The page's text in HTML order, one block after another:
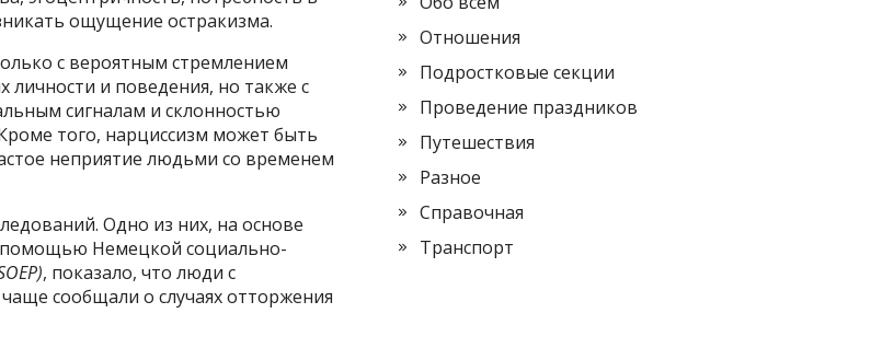
ощущение остракизма.
с вероятным стремлением
личности и поведения, но также с
сигналам и склонностью
того, нарциссизм может быть
неприятие людьми со временем
Одно из них, на основе
помощью Немецкой социально-
, показало, что люди с
сообщали о случаях отторжения
Отношения
Подростковые секции
Проведение праздников
Путешествия
Разное
Справочная
Транспорт